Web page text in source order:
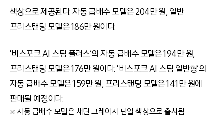
색상으로 제공된다. 자동 급배수 모델은 204만 원, 일반
프리스탠딩 모델은 186만 원이다.
‘비스포크 AI 스팀 플러스’의 자동 급배수 모델은 194만 원,
프리스탠딩 모델은 176만 원이다. ‘비스포크 AI 스팀 일반형’의
자동 급배수 모델은 159만 원, 프리스탠딩 모델은 141만 원에
판매될 예정이다.
※ 자동 급배수 모델은 새틴 그레이지 단일 색상으로 출시됨